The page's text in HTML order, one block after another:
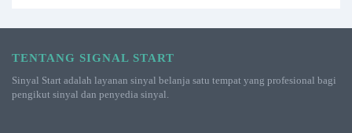
TENTANG SIGNAL START
Sinyal Start adalah layanan sinyal belanja satu tempat yang profesional bagi
pengikut sinyal dan penyedia sinyal.